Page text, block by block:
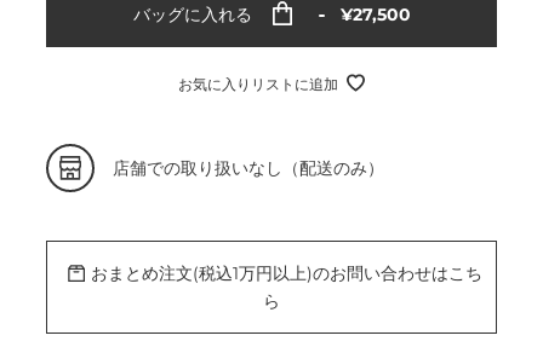
バッグに入れる 通
常
価
¥27,500
お気に入りリストに追加
カ
ー
ト
品
る
店舗での取り扱いなし（配送のみ）
おまとめ注文(税込1万円以上)のお問い合わせはこち
ら